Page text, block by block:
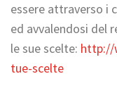
essere attraverso i
ed avvalendosi del
le sue scelte: http://
tue-scelte